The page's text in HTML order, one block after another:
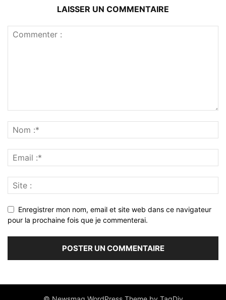
LAISSER UN COMMENTAIRE
Enregistrer mon nom, email et site web dans ce navigateur
pour la prochaine fois que je commenterai.